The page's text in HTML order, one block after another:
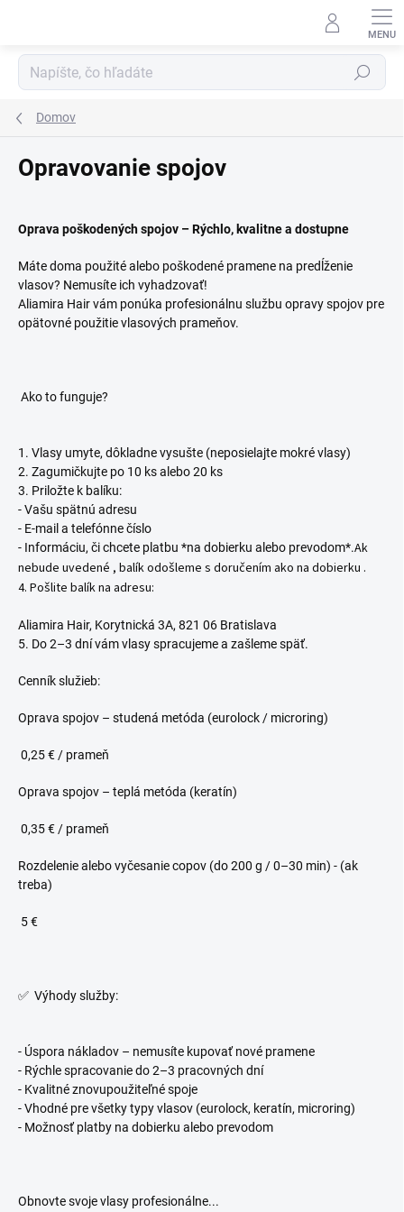
Hľadať
Domov
Opravovanie spojov
Oprava poškodených spojov – Rýchlo, kvalitne a dostupne
Máte doma použité alebo poškodené pramene na predĺženie
vlasov? Nemusíte ich vyhadzovať!
Aliamira Hair vám ponúka profesionálnu službu opravy spojov pre
opätovné použitie vlasových prameňov.
Ako to funguje?
1. Vlasy umyte, dôkladne vysušte (neposielajte mokré vlasy)
2. Zagumičkujte po 10 ks alebo 20 ks
3. Priložte k balíku:
- Vašu spätnú adresu
- E-mail a telefónne číslo
- Informáciu, či chcete platbu *na dobierku alebo prevodom*.Ak
nebude uvedené , balík odošleme s doručením ako na dobierku .
4. Pošlite balík na adresu:
Aliamira Hair, Korytnická 3A, 821 06 Bratislava
5. Do 2–3 dní vám vlasy spracujeme a zašleme späť.
Cenník služieb:
Oprava spojov – studená metóda (eurolock / microring)
0,25 € / prameň
Oprava spojov – teplá metóda (keratín)
0,35 € / prameň
Rozdelenie alebo vyčesanie copov (do 200 g / 0–30 min) - (ak
treba)
5 €
✅ Výhody služby:
- Úspora nákladov – nemusíte kupovať nové pramene
- Rýchle spracovanie do 2–3 pracovných dní
- Kvalitné znovupoužiteľné spoje
- Vhodné pre všetky typy vlasov (eurolock, keratín, microring)
- Možnosť platby na dobierku alebo prevodom
Obnovte svoje vlasy profesionálne...